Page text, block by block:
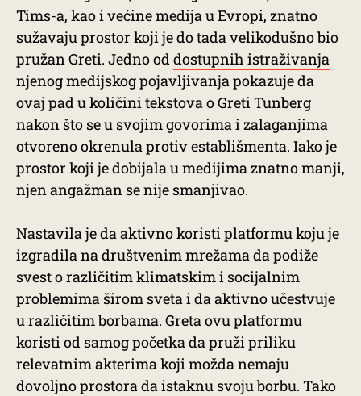
Tims-a, kao i većine medija u Evropi, znatno
sužavaju prostor koji je do tada velikodušno bio
pružan Greti. Jedno oddostupnih istraživanja
njenog medijskog pojavljivanja pokazuje da
ovaj pad u količini tekstova o Greti Tunberg
nakon što se u svojim govorima i zalaganjima
otvoreno okrenula protiv establišmenta. Iako je
prostor koji je dobijala u medijima znatno manji,
njen angažman se nije smanjivao.
Nastavila je da aktivno koristi platformu koju je
izgradila na društvenim mrežama da podiže
svest o različitim klimatskim i socijalnim
problemima širom sveta i da aktivno učestvuje
u različitim borbama. Greta ovu platformu
koristi od samog početka da pruži priliku
relevatnim akterima koji možda nemaju
dovoljno prostora da istaknu svoju borbu. Tako